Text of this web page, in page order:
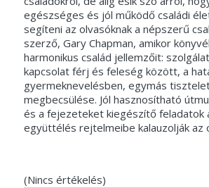
egészséges és jól működő családi
segíteni az olvasóknak a népszerű
szerző, Gary Chapman, amikor
harmonikus család jellemzőit:
kapcsolat férj és feleség között, a
gyermeknevelésben, egymás
megbecsülése. Jól hasznosítható
és a fejezeteket kiegészítő feladatok
együttélés rejtelmeibe kalauzolják az
(Nincs értékelés)